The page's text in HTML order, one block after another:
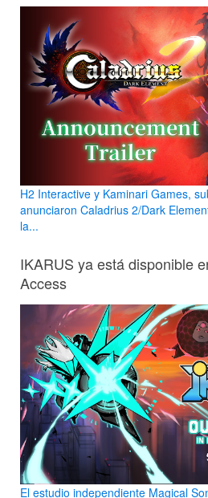
H2 Interactive y Kaminari Games,
anunciaron Caladrius 2/Dark
la...
IKARUS ya está disponible
Access
El estudio independiente Magical